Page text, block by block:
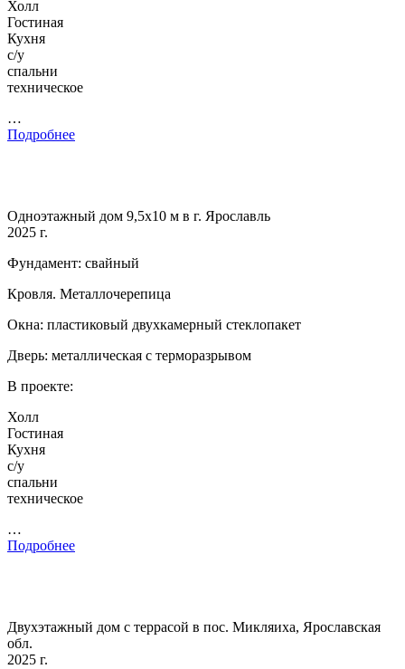
Холл
Гостиная
Кухня
с/у
спальни
техническое
…
Подробнее
Одноэтажный дом 9,5х10 м в г. Ярославль
2025 г.
Фундамент: свайный
Кровля. Металлочерепица
Окна: пластиковый двухкамерный стеклопакет
Дверь: металлическая с терморазрывом
В проекте:
Холл
Гостиная
Кухня
с/у
спальни
техническое
…
Подробнее
Двухэтажный дом с террасой в пос. Микляиха, Ярославская
обл.
2025 г.